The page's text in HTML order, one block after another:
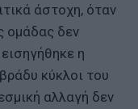
άστοχη, όταν
ομάδας δεν
η
κύκλοι του
αλλαγή δεν